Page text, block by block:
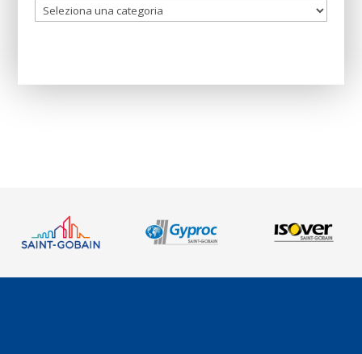
Sfoglia
tra